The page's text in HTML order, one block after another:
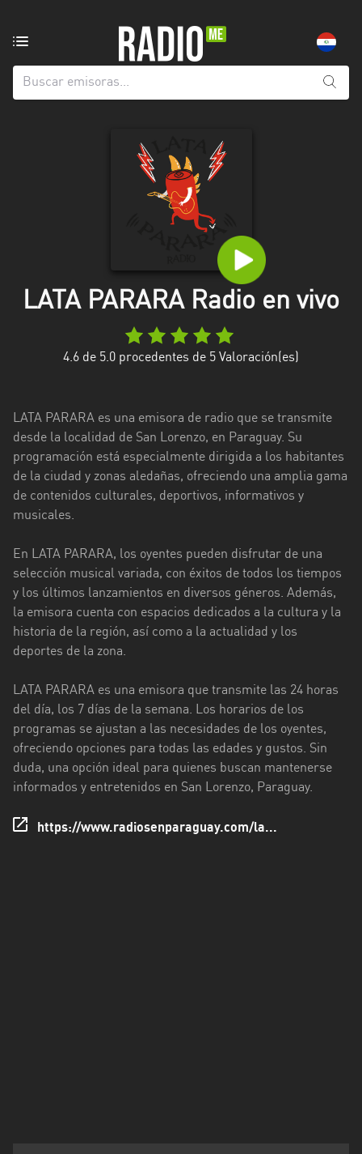
de
radio
Asunción
Caaguazú
Canindeyú
Central
Concepción
Cordillera
Guairá
Itapúa
Misiones
Ñeembucú
Presidente
Hayes
San
LATA PARARA Radio en vivo
4.6 de 5.0 procedentes de 5 Valoración(es)
LATA PARARA es una emisora de radio que se transmite
desde la localidad de San Lorenzo, en Paraguay. Su
programación está especialmente dirigida a los habitantes
de la ciudad y zonas aledañas, ofreciendo una amplia gama
de contenidos culturales, deportivos, informativos y
musicales.
En LATA PARARA, los oyentes pueden disfrutar de una
selección musical variada, con éxitos de todos los tiempos
y los últimos lanzamientos en diversos géneros. Además,
la emisora cuenta con espacios dedicados a la cultura y la
historia de la región, así como a la actualidad y los
deportes de la zona.
LATA PARARA es una emisora que transmite las 24 horas
del día, los 7 días de la semana. Los horarios de los
programas se ajustan a las necesidades de los oyentes,
ofreciendo opciones para todas las edades y gustos. Sin
duda, una opción ideal para quienes buscan mantenerse
informados y entretenidos en San Lorenzo, Paraguay.
https://www.radiosenparaguay.com/la...